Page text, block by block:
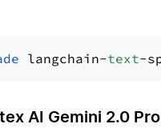
langchain-text
AI Gemini 2.0 Pro